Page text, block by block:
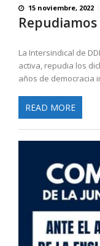
15 noviembre, 2022
Repudiamos
La Intersindical de
activa, repudia los
años de democracia
READ MORE